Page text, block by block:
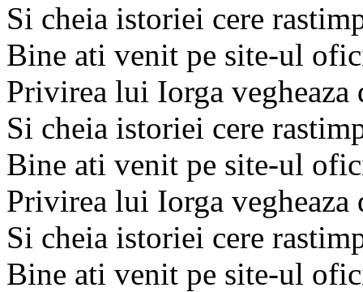
Si cheia istoriei cere
Bine ati venit pe site-ul
Privirea lui Iorga
Si cheia istoriei cere
Bine ati venit pe site-ul
Privirea lui Iorga
Si cheia istoriei cere
Bine ati venit pe site-ul